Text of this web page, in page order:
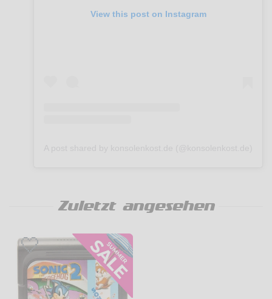
View this post on Instagram
Zuletzt angesehen